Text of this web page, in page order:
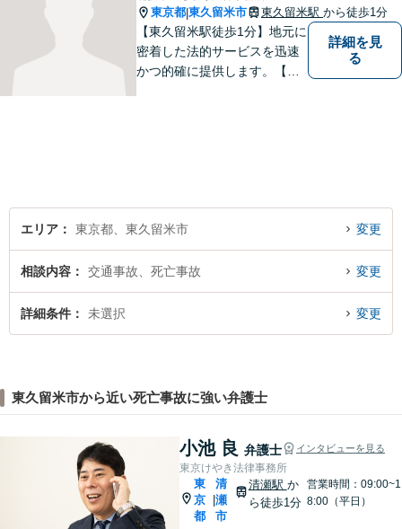
東京都|東久留米市 東久留米駅 から徒歩1分
【東久留米駅徒歩1分】地元に
密着した法的サービスを迅速
かつ的確に提供します。【当
詳細を見
る
エリア 東京都、東久留米市 変更
相談内容 交通事故、死亡事故 変更
詳細条件 未選択 変更
東久留米市から近い死亡事故に強い弁護士
小池 良 弁護士 インタビューを見る
東京けやき法律事務所
東
京
都
清
瀬
市
清瀬駅 か
ら徒歩1分
営業時間：09:00~1
8:00（平日）